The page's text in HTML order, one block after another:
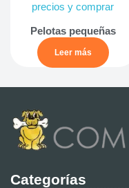
precios y comprar
Pelotas pequeñas
Leer más
Categorías